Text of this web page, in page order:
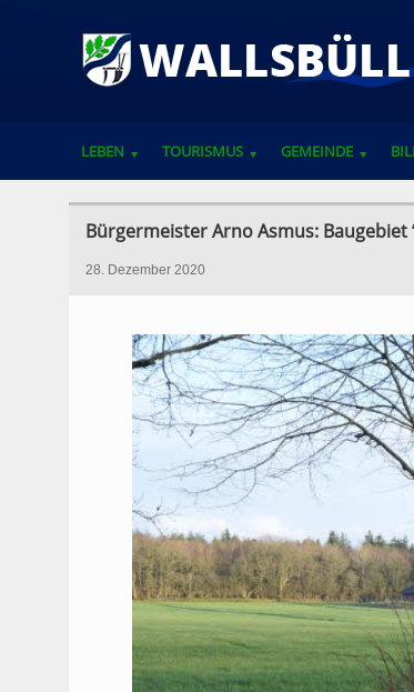
LEBEN TOURISMUS GEMEINDE
Bürgermeister Arno Asmus: Baugebiet
28. Dezember 2020